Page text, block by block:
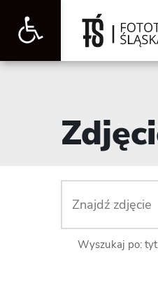
Otwórz
narzędzi
Wyszukaj po: